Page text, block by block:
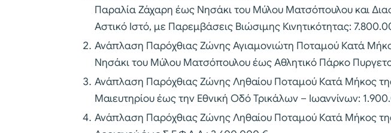
Παραλία Ζάχαρη έως Νησάκι του Μύλου Ματσόπουλου και
Αστικό Ιστό, με Παρεμβάσεις Βιώσιμης Κινητικότητας:
Ανάπλαση Παρόχθιας Ζώνης Αγιαμονιώτη Ποταμού Κατά
Νησάκι του Μύλου Ματσόπουλου έως Αθλητικό Πάρκο
Ανάπλαση Παρόχθιας Ζώνης Ληθαίου Ποταμού Κατά Μήκος
Μαιευτηρίου έως την Εθνική Οδό Τρικάλων – Ιωαννίνων:
Ανάπλαση Παρόχθιας Ζώνης Ληθαίου Ποταμού Κατά Μήκος